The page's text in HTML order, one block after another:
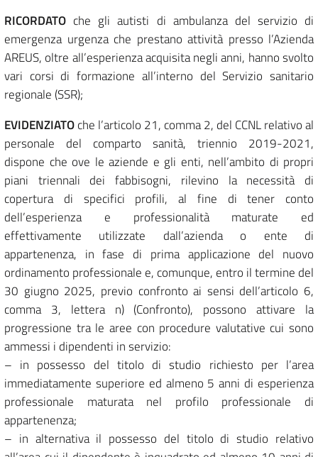
RICORDATO che gli autisti di ambulanza del servizio di
emergenza urgenza che prestano attività presso l’Azienda
AREUS, oltre all’esperienza acquisita negli anni, hanno svolto
vari corsi di formazione all’interno del Servizio sanitario
regionale (SSR);
EVIDENZIATOche l’articolo 21, comma 2, del CCNL relativo al
personale del comparto sanità, triennio 2019-2021,
dispone che ove le aziende e gli enti, nell’ambito di propri
piani triennali dei fabbisogni, rilevino la necessità di
copertura di specifici profili, al fine di tener conto
dell’esperienza e professionalità maturate ed
effettivamente utilizzate dall’azienda o ente di
appartenenza, in fase di prima applicazione del nuovo
ordinamento professionale e, comunque, entro il termine del
30 giugno 2025, previo confronto ai sensi dell’articolo 6,
comma 3, lettera n) (Confronto), possono attivare la
progressione tra le aree con procedure valutative cui sono
ammessi i dipendenti in servizio:
– in possesso del titolo di studio richiesto per l’area
immediatamente superiore ed almeno 5 anni di esperienza
professionale maturata nel profilo professionale di
appartenenza;
– in alternativa il possesso del titolo di studio relativo